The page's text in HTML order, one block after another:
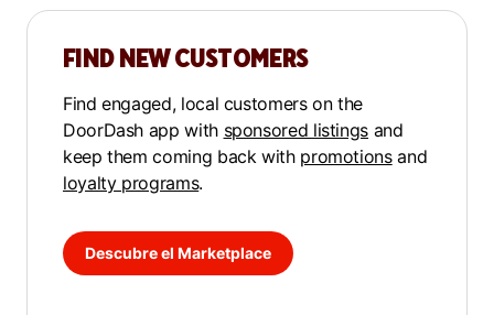
FIND NEW CUSTOMERS
Find engaged, local customers on the
DoorDash app with sponsored listings and
keep them coming back with promotionsand
loyalty programs.
Descubre el Marketplace